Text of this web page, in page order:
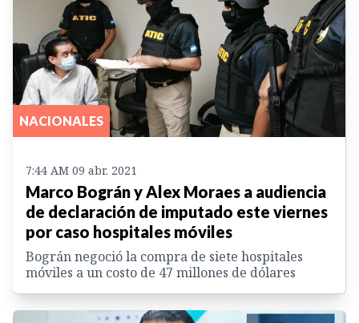
NACIONALES
7:44 AM 09 abr. 2021
Marco Bográn y Alex Moraes a audiencia
de declaración de imputado este viernes
por caso hospitales móviles
Bográn negoció la compra de siete hospitales
móviles a un costo de 47 millones de dólares